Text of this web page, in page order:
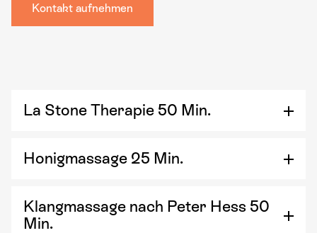
Kontakt aufnehmen
La Stone Therapie 50 Min.
Honigmassage 25 Min.
Klangmassage nach Peter Hess 50
Min.